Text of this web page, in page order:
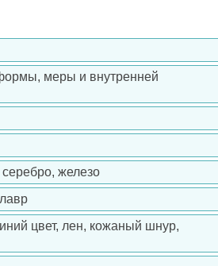
меры и внутренней
железо
цвет, лен, кожаный шнур,